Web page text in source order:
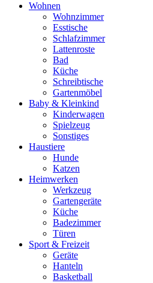
Wohnen
Wohnzimmer
Esstische
Schlafzimmer
Lattenroste
Bad
Küche
Schreibtische
Gartenmöbel
Baby & Kleinkind
Kinderwagen
Spielzeug
Sonstiges
Haustiere
Hunde
Katzen
Heimwerken
Werkzeug
Gartengeräte
Küche
Badezimmer
Türen
Sport & Freizeit
Geräte
Hanteln
Basketball